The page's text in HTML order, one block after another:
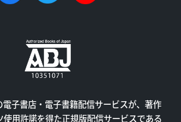
子書店・電子書籍配信サービスが、著作
用許諾を得た正規版配信サービスである